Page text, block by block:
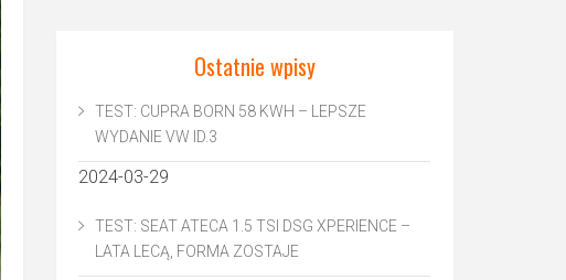
Ostatnie wpisy
TEST: CUPRA BORN 58 KWH – LEPSZE
WYDANIE VW ID.3
2024-03-29
TEST: SEAT ATECA 1.5 TSI DSG XPERIENCE –
LATA LECĄ, FORMA ZOSTAJE